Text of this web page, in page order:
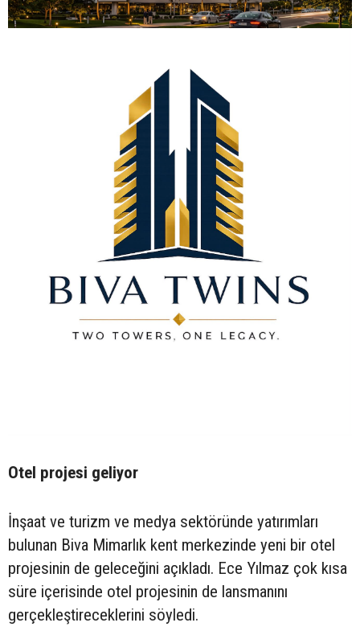
Otel projesi geliyor
İnşaat ve turizm ve medya sektöründe yatırımları
bulunan Biva Mimarlık kent merkezinde yeni bir otel
projesinin de geleceğini açıkladı. Ece Yılmaz çok kısa
süre içerisinde otel projesinin de lansmanını
gerçekleştireceklerini söyledi.